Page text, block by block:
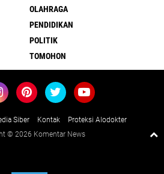
OLAHRAGA
PENDIDIKAN
POLITIK
TOMOHON
Siber Kontak
Proteksi Alodokter
© 2026 Komentar News